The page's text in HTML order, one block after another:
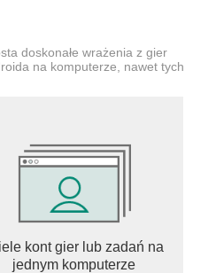
doskonałe wrażenia z gier
na komputerze, nawet tych
kont gier lub zadań na
jednym komputerze